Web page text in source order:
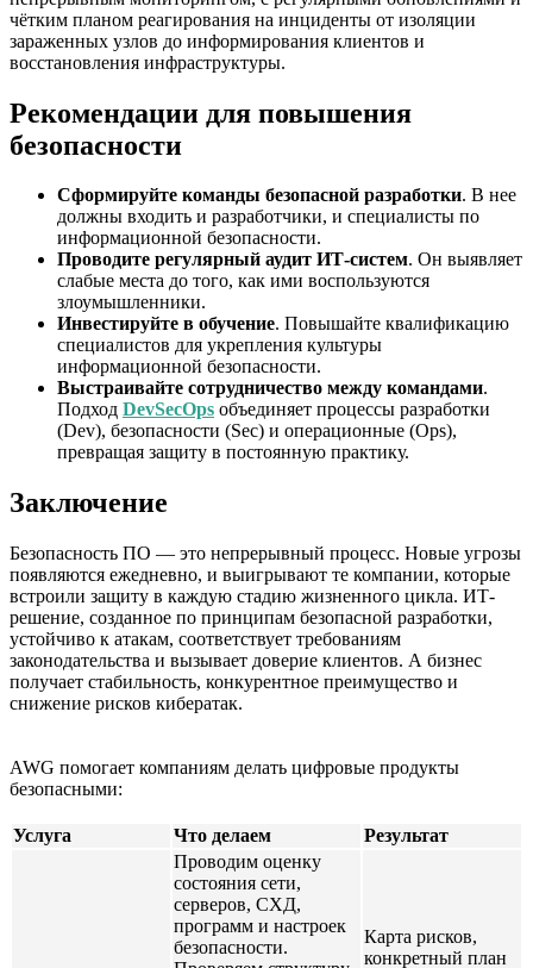
чётким планом реагирования на инциденты от изоляции
зараженных узлов до информирования клиентов и
восстановления инфраструктуры.
Рекомендации для повышения
безопасности
Сформируйте команды безопасной разработки. В нее
должны входить и разработчики, и специалисты по
информационной безопасности.
Проводите регулярный аудит ИТ-систем. Он выявляет
слабые места до того, как ими воспользуются
злоумышленники.
Инвестируйте в обучение. Повышайте квалификацию
специалистов для укрепления культуры
информационной безопасности.
Выстраивайте сотрудничество между командами.
Подход DevSecOps объединяет процессы разработки
(Dev), безопасности (Sec) и операционные (Ops),
превращая защиту в постоянную практику.
Заключение
Безопасность ПО — это непрерывный процесс. Новые угрозы
появляются ежедневно, и выигрывают те компании, которые
встроили защиту в каждую стадию жизненного цикла. ИТ-
решение, созданное по принципам безопасной разработки,
устойчиво к атакам, соответствует требованиям
законодательства и вызывает доверие клиентов. А бизнес
получает стабильность, конкурентное преимущество и
снижение рисков кибератак.
AWG помогает компаниям делать цифровые продукты
безопасными:
Услуга Что делаем
Результат
Проводим оценку
состояния сети,
серверов, СХД,
программ и настроек
безопасности.
Карта рисков,
конкретный план